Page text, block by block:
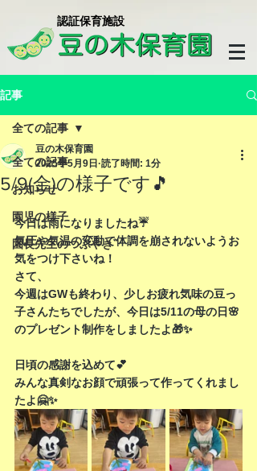
​認証保育施設
記事
全ての記事
お知らせ
園児の様子
園長先生のつぶやき
全ての記事
5/9(金)の様子です🎵
豆の木保育園
2025年5月9日 読了時間: 1分
今日は雨になりましたね☔️
気圧や気温の変動で体調を崩されないようお
気をつけ下さいね！
さて、
今週はGWも終わり、少しお疲れ気味の豆っ
子さんたちでしたが、今日は5/11の母の日🌸
のプレゼント制作をしましたよ🎁✨
日頃の感謝を込めて💕
みんな真剣なお顔で頑張って作ってくれまし
たよ🤗✨